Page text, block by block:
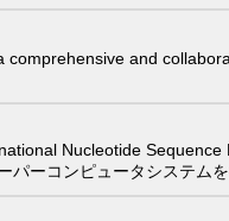
and
Nucleotide
ーコンピュータシステムを